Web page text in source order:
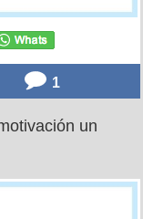
1
un